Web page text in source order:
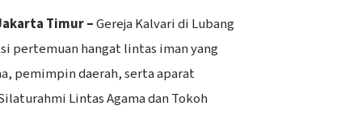
Timur –Gereja Kalvari di Lubang
pertemuan hangat lintas iman yang
pemimpin daerah, serta aparat
Lintas Agama dan Tokoh